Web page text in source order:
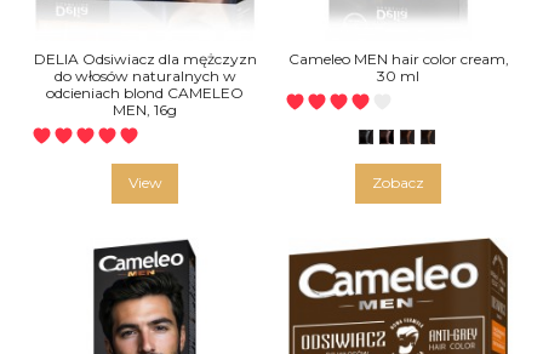
DELIA Odsiwiacz dla mężczyzn
do włosów naturalnych w
odcieniach blond CAMELEO
MEN, 16g
View
Cameleo MEN hair color cream,
30 ml
1.0 CZARNY
3.0 CIEMNY BRĄZ
4.0 ŚREDNI BRĄZ
5.0 JASNY BRĄZ
Zobacz